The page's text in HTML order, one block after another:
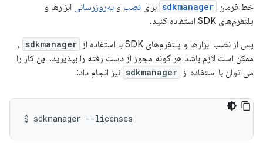
خط فرمان sdkmanager برای نصب و به‌روزرسانی ابزارها و
پلتفرم‌های SDK استفاده کنید.
پس از نصب ابزارها و پلتفرم‌های SDK با استفاده از
sdkmanager ،
ممکن است لازم باشد هر گونه مجوز از دست رفته را بپذیرید. این کار را
می توان با استفاده از sdkmanager نیز انجام داد:
$ sdkmanager --licenses